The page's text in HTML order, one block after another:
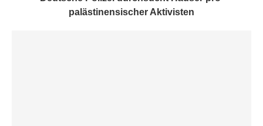
palästinensischer Aktivisten